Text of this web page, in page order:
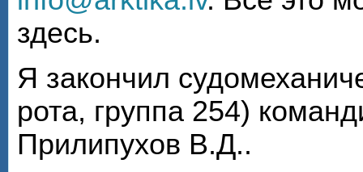
здесь.
Я закончил
рота, группа 254)
Прилипухов В.Д..